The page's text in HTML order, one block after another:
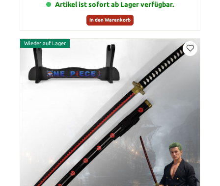
Artikel ist sofort ab Lager verfügbar.
In den Warenkorb
Wieder auf Lager